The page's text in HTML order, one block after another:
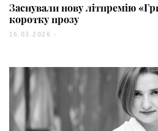
Заснували нову літпремію
коротку прозу
16.03.2026 -